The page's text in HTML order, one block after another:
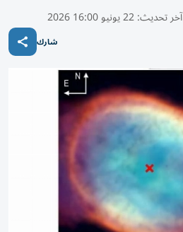
آخر تحديث:22 يونيو 16:00 2026
شارك